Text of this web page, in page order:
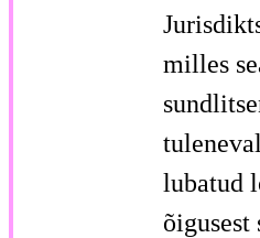
milles
lubatud
õigusest